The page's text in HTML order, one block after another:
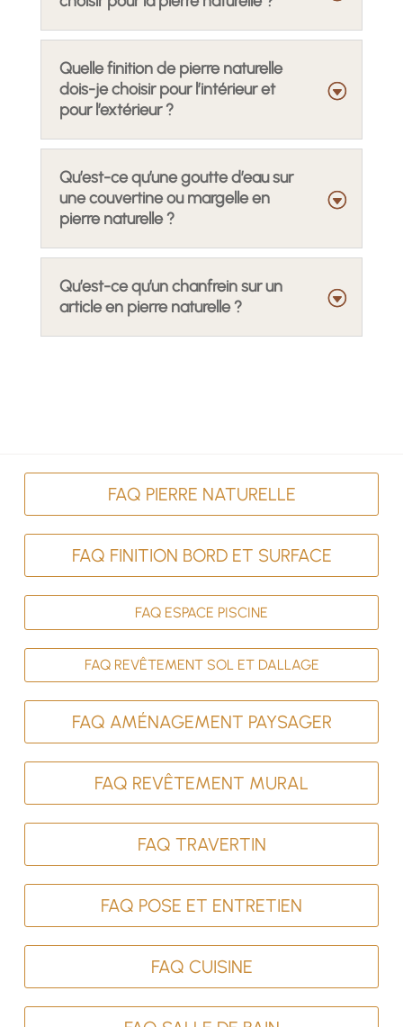
Quelle finition de pierre naturelle
dois-je choisir pour l’intérieur et
pour l’extérieur ?
Qu’est-ce qu’une goutte d’eau sur
une couvertine ou margelle en
pierre naturelle ?
Qu’est-ce qu’un chanfrein sur un
article en pierre naturelle ?
FAQ PIERRE NATURELLE
FAQ FINITION BORD ET SURFACE
FAQ ESPACE PISCINE
FAQ REVÊTEMENT SOL ET DALLAGE
FAQ AMÉNAGEMENT PAYSAGER
FAQ REVÊTEMENT MURAL
FAQ TRAVERTIN
FAQ POSE ET ENTRETIEN
FAQ CUISINE